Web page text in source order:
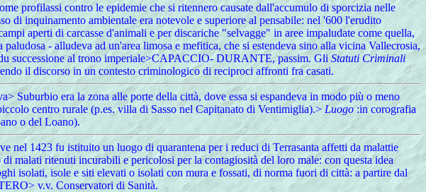
profilassi contro le epidemie che si ritennero causate dall'accumulo di sporcizia nelle
di inquinamento ambientale era notevole e superiore al pensabile: nel '600 l'erudito
aperti di carcasse d'animali e per discariche "selvagge" in aree impaludate come quella,
- alludeva ad un'area limosa e mefitica, che si estendeva sino alla vicina Vallecrosia,
successione al trono imperiale>CAPACCIO- DURANTE, passim. Gli Statuti Criminali
il discorso in un contesto criminologico di reciproci affronti fra casati.
Suburbio era la zona alle porte della città, dove essa si espandeva in modo più o meno
centro rurale (p.es. villa di Sasso nel Capitanato di Ventimiglia).>Luogo:in corografia
o del Loano).
nel 1423 fu istituito un luogo di quarantena per i reduci di Terrasanta affetti da malattie
malati ritenuti incurabili e pericolosi per la contagiosità del loro male: con questa idea
isolati, isole e siti elevati o isolati con mura e fossati, di norma fuori di città: a partire dal
v.v. Conservatori di Sanità.